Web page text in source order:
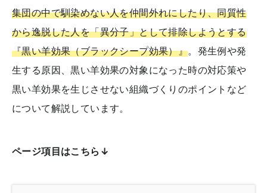
集団の中で馴染めない人を仲間外れにしたり、同質性
から逸脱した人を「異分子」として排除しようとする
『黒い羊効果（ブラックシープ効果）』。発生例や発
生する原因、黒い羊効果の対象になった時の対応策や
黒い羊効果を生じさせない組織づくりのポイントなど
について解説しています。
ページ項目はこちら↓